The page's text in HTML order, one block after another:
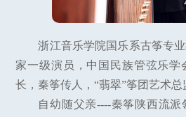
浙江音乐学院国乐系古筝专
家一级演员，中国民族管弦乐学
长，秦筝传人，“翡翠”筝团艺术总
自幼随父亲----秦筝陕西流